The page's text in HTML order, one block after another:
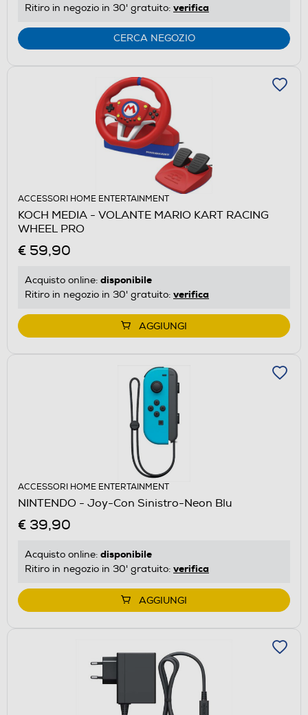
Ritiro in negozio in 30' gratuito: verifica
CERCA NEGOZIO
ACCESSORI HOME ENTERTAINMENT
KOCH MEDIA - VOLANTE MARIO KART RACING
WHEEL PRO
€ 59,90
Acquisto online: disponibile
Ritiro in negozio in 30' gratuito: verifica
AGGIUNGI
ACCESSORI HOME ENTERTAINMENT
NINTENDO - Joy-Con Sinistro-Neon Blu
€ 39,90
Acquisto online: disponibile
Ritiro in negozio in 30' gratuito: verifica
AGGIUNGI